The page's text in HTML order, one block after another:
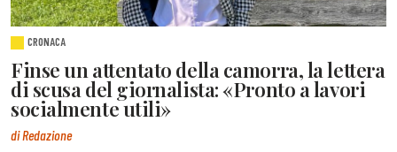
CRONACA
Finse un attentato della camorra, la lettera
di scusa del giornalista: «Pronto a lavori
socialmente utili»
di Redazione